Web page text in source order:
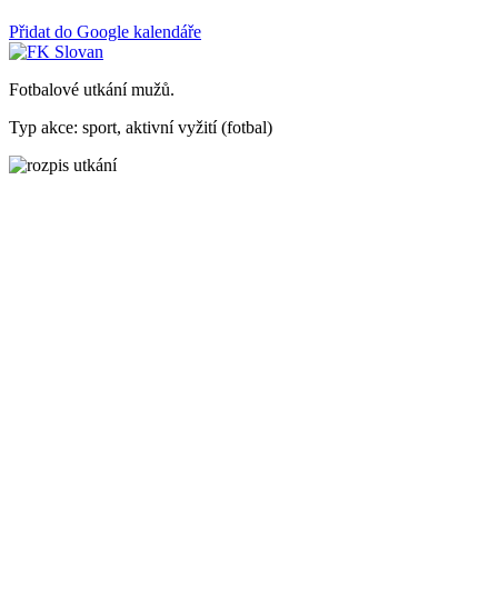
Přidat do Google kalendáře
Fotbalové utkání mužů.
Typ akce: sport, aktivní vyžití (fotbal)